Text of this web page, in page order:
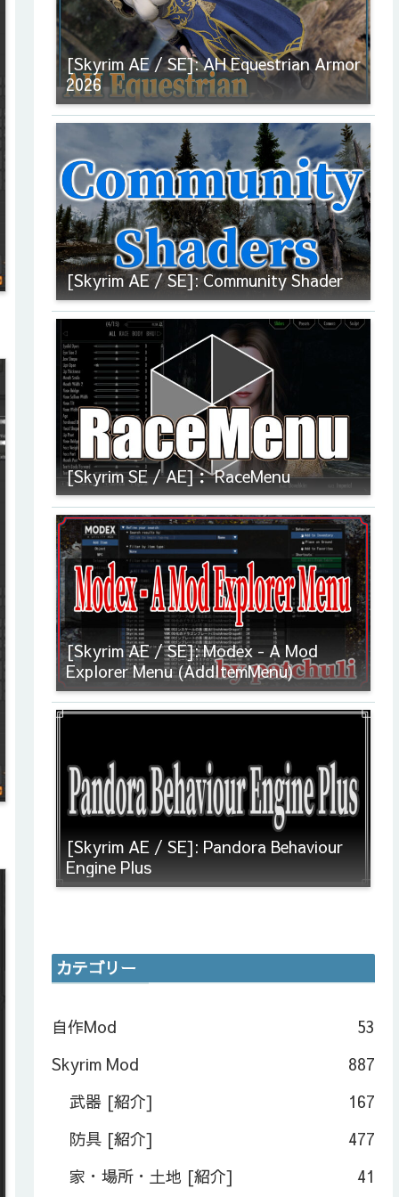
[Skyrim AE / SE]: AH Equestrian Armor
2026
[Skyrim AE / SE]: Community Shader
[Skyrim SE / AE]： RaceMenu
[Skyrim AE / SE]: Modex - A Mod
Explorer Menu (AddItemMenu)
[Skyrim AE / SE]: Pandora Behaviour
Engine Plus
カテゴリー
自作Mod
53
Skyrim Mod
887
武器 [紹介]
167
防具 [紹介]
477
家・場所・土地 [紹介]
41